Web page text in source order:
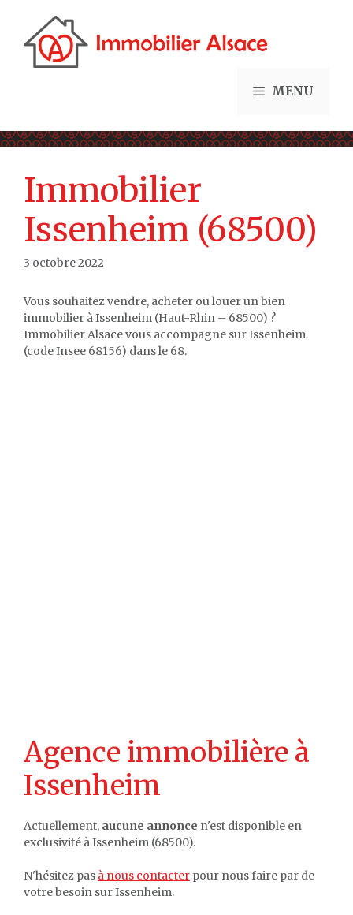
contenu
MENU
Immobilier
Issenheim (68500)
3 octobre 2022
Vous souhaitez vendre, acheter ou louer un bien
immobilier à Issenheim (Haut-Rhin – 68500) ?
Immobilier Alsace vous accompagne sur Issenheim
(code Insee 68156) dans le 68.
Agence immobilière à
Issenheim
Actuellement, aucune annonce n'est disponible en
exclusivité à Issenheim (68500).
N'hésitez pas à nous contacter pour nous faire par de
votre besoin sur Issenheim.